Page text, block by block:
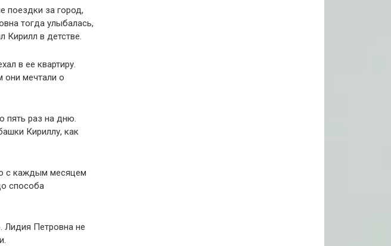
поездки за город,
тогда улыбалась,
Кирилл в детстве.
в ее квартиру.
они мечтали о
пять раз на дню.
Кириллу, как
с каждым месяцем
способа
Лидия Петровна не